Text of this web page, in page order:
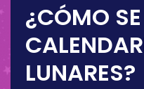
¿CÓMO
LUNARES?